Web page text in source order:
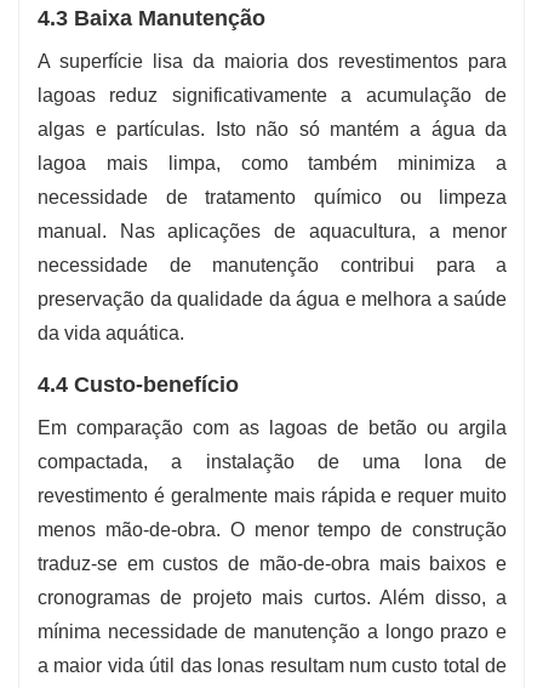
4.3 Baixa Manutenção
A superfície lisa da maioria dos revestimentos para
lagoas reduz significativamente a acumulação de
algas e partículas. Isto não só mantém a água da
lagoa mais limpa, como também minimiza a
necessidade de tratamento químico ou limpeza
manual. Nas aplicações de aquacultura, a menor
necessidade de manutenção contribui para a
preservação da qualidade da água e melhora a saúde
da vida aquática.
4.4 Custo-benefício
Em comparação com as lagoas de betão ou argila
compactada, a instalação de uma lona de
revestimento é geralmente mais rápida e requer muito
menos mão-de-obra. O menor tempo de construção
traduz-se em custos de mão-de-obra mais baixos e
cronogramas de projeto mais curtos. Além disso, a
mínima necessidade de manutenção a longo prazo e
a maior vida útil das lonas resultam num custo total de